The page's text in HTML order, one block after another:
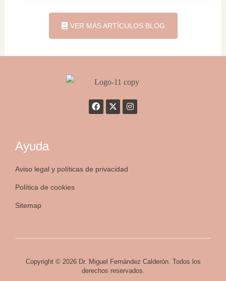
VER MÁS ARTÍCULOS BLOG
Ayuda
Aviso legal y políticas de privacidad
Política de cookies
Sitemap
Copyright © 2026 Dr. Miguel Fernández Calderón. Todos los
derechos reservados.